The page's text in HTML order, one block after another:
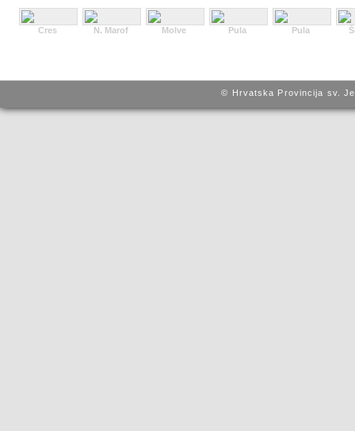
Cres N. Marof Molve Pula Pula
© Hrvatska Provincija sv.